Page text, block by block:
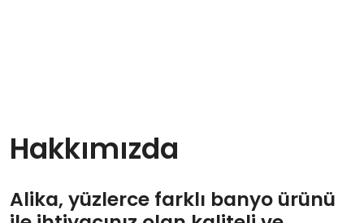
Hakkımızda
Alika, yüzlerce farklı banyo ürünü